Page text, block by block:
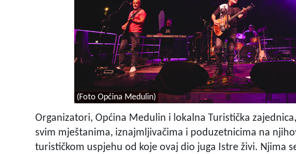
(Foto Općina Medulin)
Organizatori, Općina Medulin i lokalna Turistička
svim mještanima, iznajmljivačima i poduzetnicima na
turističkom uspjehu od koje ovaj dio juga Istre živi. Njima